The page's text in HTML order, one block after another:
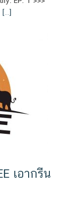
[…]
เอากรีน